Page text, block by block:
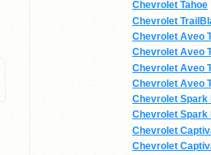
Chevrolet Tahoe
Chevrolet
Chevrolet Aveo
Chevrolet Aveo
Chevrolet Aveo
Chevrolet Aveo
Chevrolet Spark
Chevrolet Spark
Chevrolet
Chevrolet